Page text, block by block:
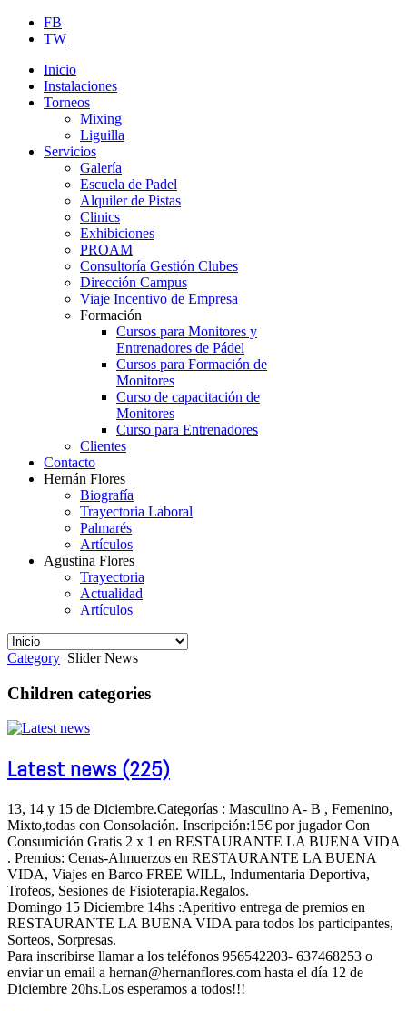
FB
TW
Inicio
Instalaciones
Torneos
Mixing
Liguilla
Servicios
Galería
Escuela de Padel
Alquiler de Pistas
Clinics
Exhibiciones
PROAM
Consultoría Gestión Clubes
Dirección Campus
Viaje Incentivo de Empresa
Formación
Cursos para Monitores y
Entrenadores de Pádel
Cursos para Formación de
Monitores
Curso de capacitación de
Monitores
Curso para Entrenadores
Clientes
Contacto
Hernán Flores
Biografía
Trayectoria Laboral
Palmarés
Artículos
Agustina Flores
Trayectoria
Actualidad
Artículos
Category Slider News
Children categories
Latest news (225)
13, 14 y 15 de Diciembre.Categorías : Masculino A- B , Femenino,
Mixto,todas con Consolación. Inscripción:15€ por jugador Con
Consumición Gratis 2 x 1 en RESTAURANTE LA BUENA VIDA
. Premios: Cenas-Almuerzos en RESTAURANTE LA BUENA
VIDA, Viajes en Barco FREE WILL, Indumentaria Deportiva,
Trofeos, Sesiones de Fisioterapia.Regalos.
Domingo 15 Diciembre 14hs :Aperitivo entrega de premios en
RESTAURANTE LA BUENA VIDA para todos los participantes,
Sorteos, Sorpresas.
Para inscribirse llamar a los teléfonos 956542203- 637468253 o
enviar un email a hernan@hernanflores.com hasta el día 12 de
Diciembre 20hs.Los esperamos a todos!!!